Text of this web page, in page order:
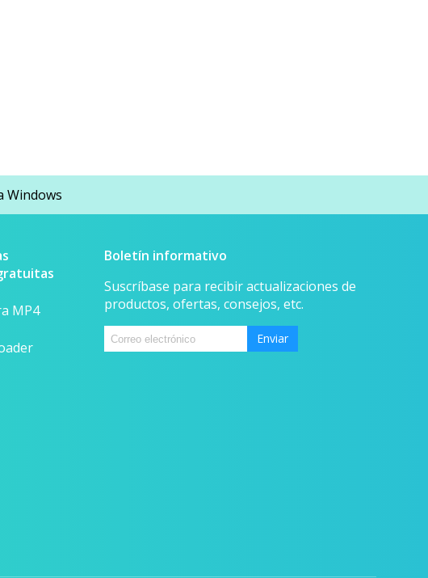
Windows
MP4
Boletín informativo
Suscríbase para recibir actualizaciones de
productos, ofertas, consejos, etc.
Enviar